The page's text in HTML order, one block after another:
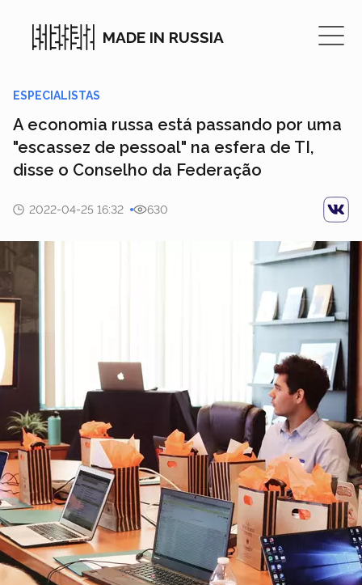
MADE IN RUSSIA
ESPECIALISTAS
A economia russa está passando por uma
"escassez de pessoal" na esfera de TI,
disse o Conselho da Federação
2022-04-25 16:32 630